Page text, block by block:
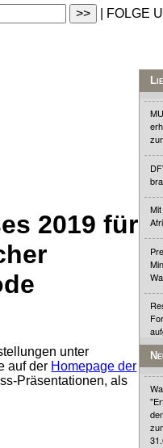
| FOLGE
2019 für
unter
auf der Homepage der
Präsentationen, als